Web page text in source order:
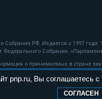
Собрания РФ. Издается с 1997
Собрания.
о принимаемых в стране
pnp.ru, Вы соглашаетесь с
СОГЛАСЕН